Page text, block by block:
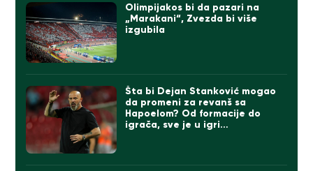
Olimpijakos bi da pazari na
„Marakani“, Zvezda bi više
izgubila
Šta bi Dejan Stanković mogao
da promeni za revanš sa
Hapoelom? Od formacije do
igrača, sve je u igri…